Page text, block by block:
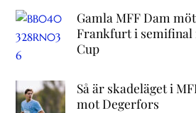
Gamla MFF Dam
Frankfurt i semifinal
Cup
Så är skadeläget i
mot Degerfors